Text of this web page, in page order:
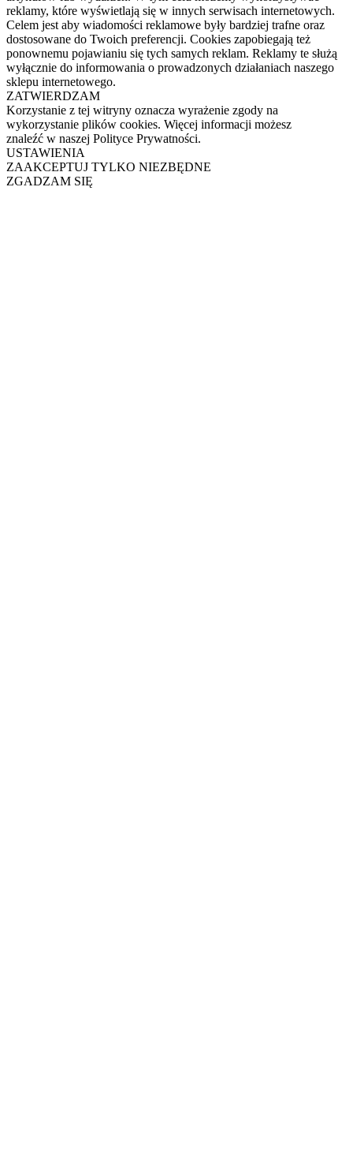
reklamy, które wyświetlają się w innych serwisach internetowych.
Celem jest aby wiadomości reklamowe były bardziej trafne oraz
dostosowane do Twoich preferencji. Cookies zapobiegają też
ponownemu pojawianiu się tych samych reklam. Reklamy te służą
wyłącznie do informowania o prowadzonych działaniach naszego
sklepu internetowego.
ZATWIERDZAM
Korzystanie z tej witryny oznacza wyrażenie zgody na
wykorzystanie plików cookies. Więcej informacji możesz
znaleźć w naszej Polityce Prywatności.
USTAWIENIA
ZAAKCEPTUJ TYLKO NIEZBĘDNE
ZGADZAM SIĘ